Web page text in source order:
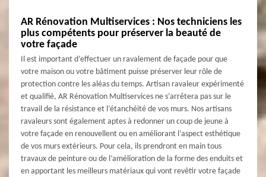
AR Rénovation Multiservices : Nos techniciens les
plus compétents pour préserver la beauté de
votre façade
Il est important d’effectuer un ravalement de façade pour que
votre maison ou votre bâtiment puisse préserver leur rôle de
protection contre les aléas du temps. Artisan ravaleur expérimenté
et qualifié, AR Rénovation Multiservices ne s’arrêtera pas sur le
travail de la résistance et l’étanchéité de vos murs. Nos artisans
ravaleurs sont également aptes à redonner un coup de jeune à
votre façade en renouvellent ou en améliorant l’aspect esthétique
de vos murs extérieurs. Pour cela, ils prendront en main tous
travaux de peinture ou de l’amélioration de la forme des enduits et
en apportant les meilleurs matériaux qui vont revêtir votre façade